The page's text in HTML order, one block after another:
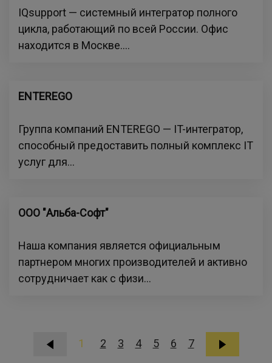
IQsupport — системный интегратор полного
цикла, работающий по всей России. Офис
находится в Москве....
ENTEREGO
Группа компаний ENTEREGO — IT-интегратор,
способный предоставить полный комплекс IT
услуг для...
ООО "Альба-Софт"
Наша компания является официальным
партнером многих производителей и активно
сотрудничает как с физи...
1 2 3 4 5 6 7